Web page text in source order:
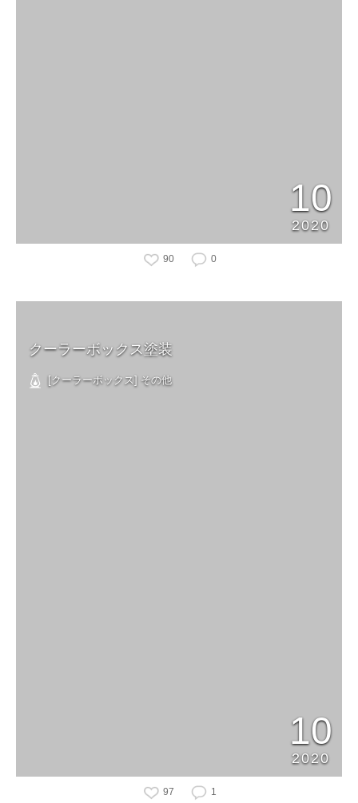
10
2020
90 0
クーラーボックス塗装
[クーラーボックス] その他
10
2020
97 1